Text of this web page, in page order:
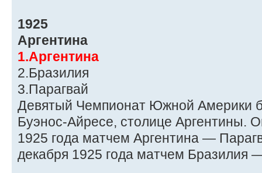
1925
Аргентина
1.Аргентина
2.Бразилия
3.Парагвай
Девятый Чемпионат Южной Америки
Буэнос-Айресе, столице Аргентины.
1925 года матчем Аргентина —
декабря 1925 года матчем Бразилия